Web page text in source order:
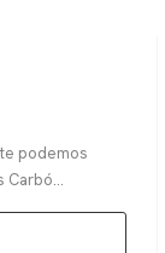
podemos
Carbó...